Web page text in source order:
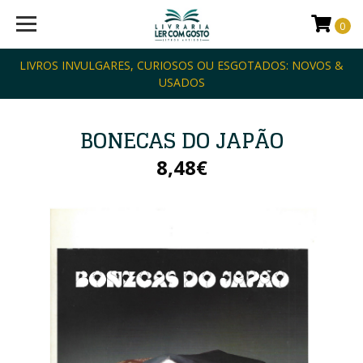
LIVROS INVULGARES, CURIOSOS OU ESGOTADOS: NOVOS &
USADOS
0
BONECAS DO JAPÃO
8,48€